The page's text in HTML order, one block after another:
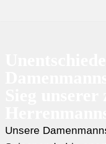
Unsere